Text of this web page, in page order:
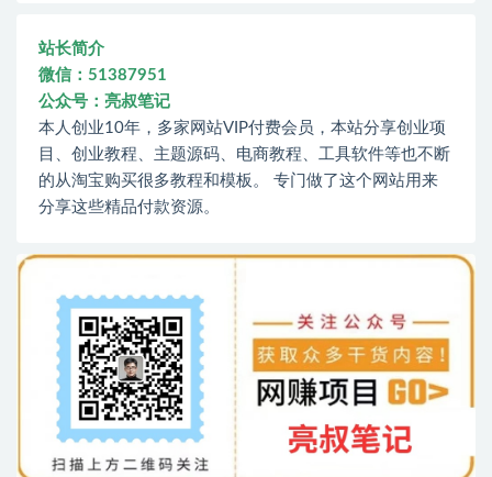
站长简介
微信：51387951
公众号：亮叔笔记
本人创业10年，多家网站VIP付费会员，本站分享创业项
目、创业教程、主题源码、电商教程、工具软件等也不断
的从淘宝购买很多教程和模板。 专门做了这个网站用来
分享这些精品付款资源。